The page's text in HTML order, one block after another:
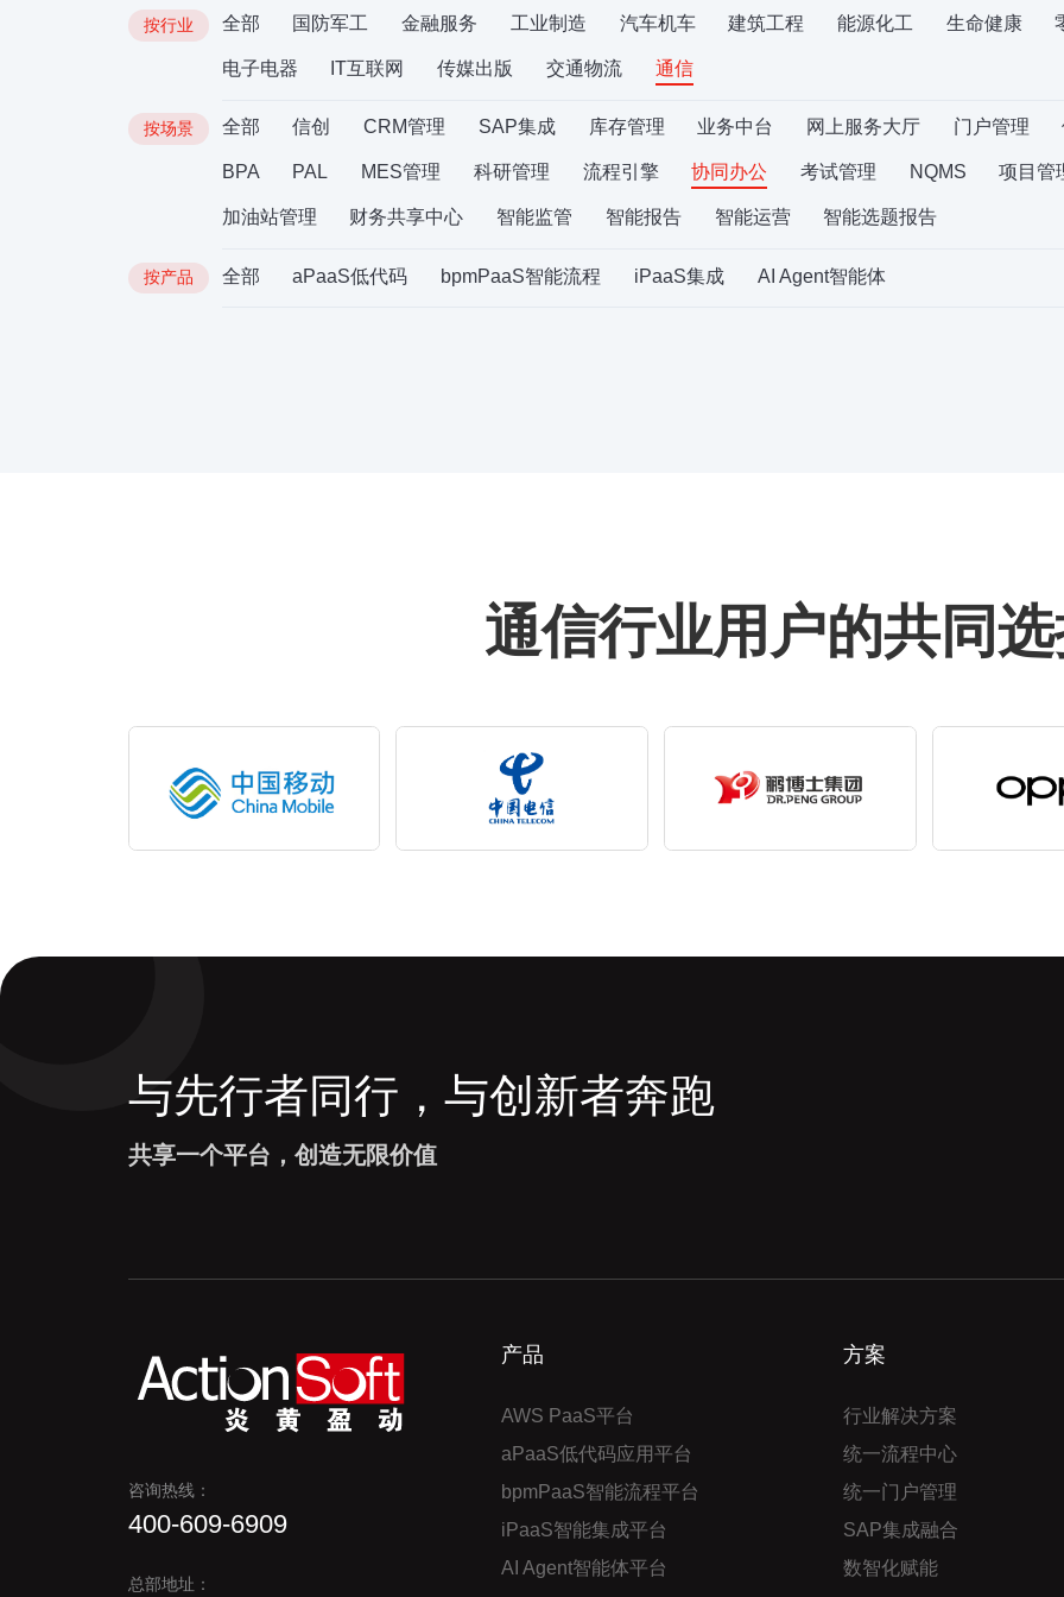
按行业 全部 国防军工 金融服务 工业制造 汽车机车 建筑工程 能源化工 生命健康
电子电器 IT互联网 传媒出版 交通物流 通信
按场景 全部 信创 CRM管理 SAP集成 库存管理 业务中台 网上服务大厅 门户管理
BPA PAL MES管理 科研管理 流程引擎 协同办公 考试管理 NQMS 项目管
加油站管理 财务共享中心 智能监管 智能报告 智能运营 智能选题报告
按产品 全部 aPaaS低代码 bpmPaaS智能流程 iPaaS集成 AI Agent智能体
通信行业用户的共同
与先行者同行，与创新者奔跑
共享一个平台，创造无限价值
咨询热线：
400-609-6909
总部地址：
产品
AWS PaaS平台
aPaaS低代码应用平台
bpmPaaS智能流程平台
iPaaS智能集成平台
AI Agent智能体平台
方案
行业解决方案
统一流程中心
统一门户管理
SAP集成融合
数智化赋能